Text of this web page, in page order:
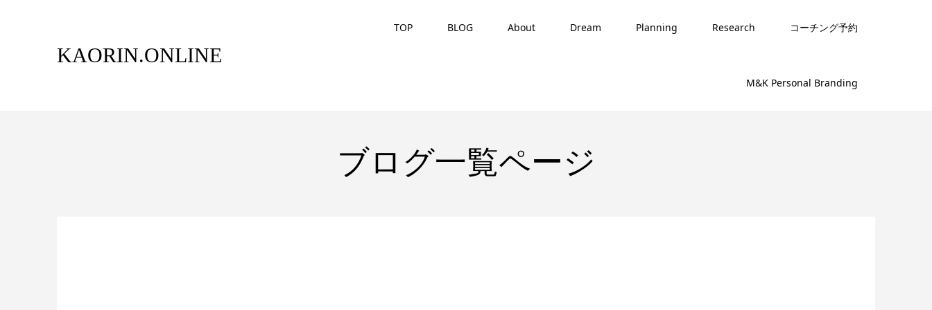
KAORIN.ONLINE
TOP BLOG About Dream Planning Research コーチング予約
M&K Personal Branding
ブログ一覧ページ